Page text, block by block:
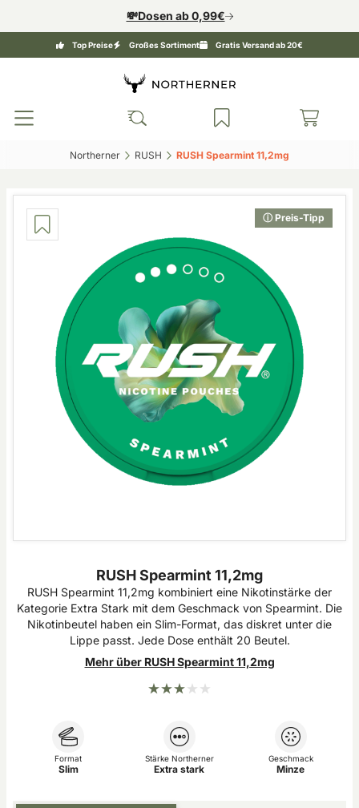
💸Dosen ab 0,99€
Top Preise Großes Sortiment Gratis Versand ab 20€
Northerner‎ RUSH‎ RUSH Spearmint 11,2mg‎
ⓘ Preis-Tipp
RUSH Spearmint 11,2mg
RUSH Spearmint 11,2mg kombiniert eine Nikotinstärke der
Kategorie Extra Stark mit dem Geschmack von Spearmint. Die
Nikotinbeutel haben ein Slim-Format, das diskret unter die
Lippe passt. Jede Dose enthält 20 Beutel.
Mehr über RUSH Spearmint 11,2mg
Format
Slim
Stärke Northerner
Extra stark
Geschmack
Minze